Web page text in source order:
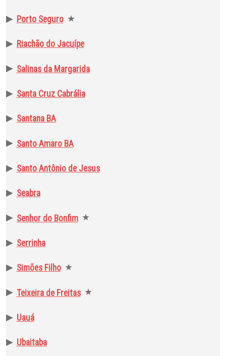
▶ Porto Seguro ★
▶ Riachão do Jacuípe
▶ Salinas da Margarida
▶ Santa Cruz Cabrália
▶ Santana BA
▶ Santo Amaro BA
▶ Santo Antônio de Jesus
▶ Seabra
▶ Senhor do Bonfim ★
▶ Serrinha
▶ Simões Filho ★
▶ Teixeira de Freitas ★
▶ Uauá
▶ Ubaitaba